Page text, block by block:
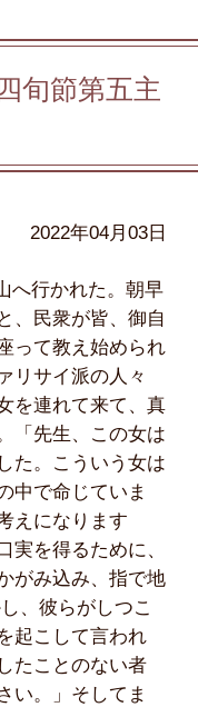
旬節第五主
2022年04月03日
へ行かれた。朝早
、民衆が皆、御自
って教え始められ
リサイ派の人々
を連れて来て、真
「先生、この女は
た。こういう女は
中で命じていま
えになります
実を得るために、
がみ込み、指で地
、彼らがしつこ
起こして言われ
たことのない者
い。」そしてま